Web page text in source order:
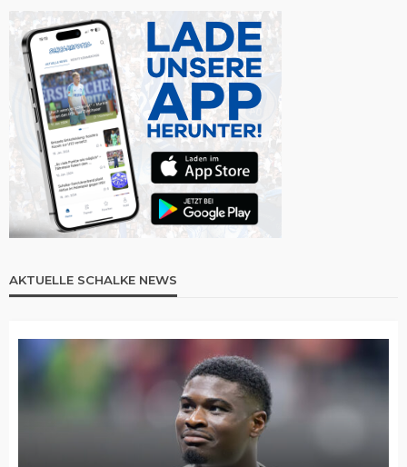
AKTUELLE SCHALKE NEWS